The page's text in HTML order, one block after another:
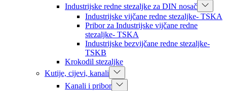
Industrijske redne stezaljke za DIN nosač
Industrijske vijčane redne stezaljke- TSKA
Pribor za Industrijske vijčane redne
stezaljke- TSKA
Industrijske bezvijčane redne stezaljke-
TSKB
Krokodil stezaljke
Kutije, cijevi, kanali
Kanali i pribor